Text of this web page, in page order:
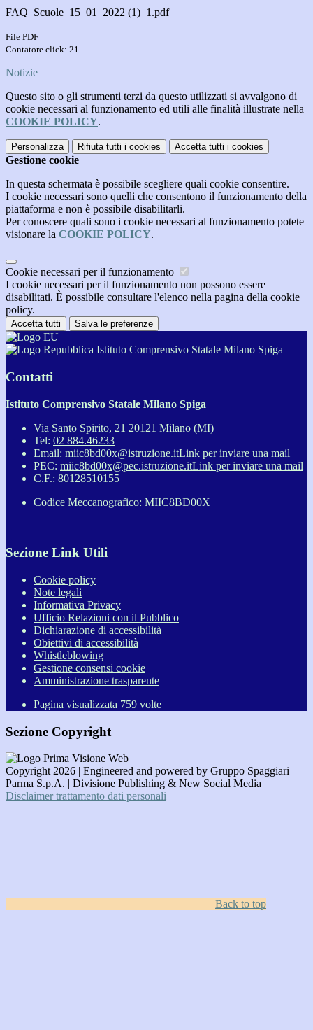
FAQ_Scuole_15_01_2022 (1)_1.pdf
File PDF
Contatore click: 21
Notizie
Questo sito o gli strumenti terzi da questo utilizzati si avvalgono di
cookie necessari al funzionamento ed utili alle finalità illustrate nella
COOKIE POLICY.
Personalizza Rifiuta tutti i cookies Accetta tutti i cookies
Gestione cookie
In questa schermata è possibile scegliere quali cookie consentire.
I cookie necessari sono quelli che consentono il funzionamento della
piattaforma e non è possibile disabilitarli.
Per conoscere quali sono i cookie necessari al funzionamento potete
visionare la COOKIE POLICY.
Cookie necessari per il funzionamento
I cookie necessari per il funzionamento non possono essere
disabilitati. È possibile consultare l'elenco nella pagina della cookie
policy.
Accetta tutti Salva le preferenze
Istituto Comprensivo Statale Milano Spiga
Contatti
Istituto Comprensivo Statale Milano Spiga
Via Santo Spirito, 21 20121 Milano (MI)
Tel: 02 884.46233
Email: miic8bd00x@istruzione.itLink per inviare una mail
PEC: miic8bd00x@pec.istruzione.itLink per inviare una mail
C.F.: 80128510155
Codice Meccanografico: MIIC8BD00X
Sezione Link Utili
Cookie policy
Note legali
Informativa Privacy
Ufficio Relazioni con il Pubblico
Dichiarazione di accessibilità
Obiettivi di accessibilità
Whistleblowing
Gestione consensi cookie
Amministrazione trasparente
Pagina visualizzata 759 volte
Sezione Copyright
Copyright 2026 | Engineered and powered by Gruppo Spaggiari
Parma S.p.A. | Divisione Publishing & New Social Media
Disclaimer trattamento dati personali
Back to top